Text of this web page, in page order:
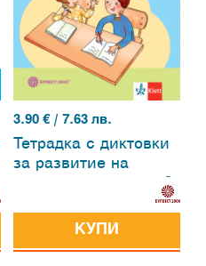
3.90€ / 7.63 лв.
Тетрадка с диктовки
за развитие на
писмената реч във 2.
КУПИ